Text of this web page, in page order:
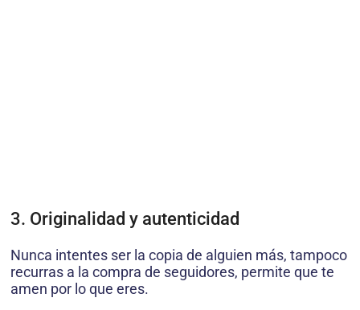
3. Originalidad y autenticidad
Nunca intentes ser la copia de alguien más, tampoco
recurras a la compra de seguidores, permite que te
amen por lo que eres.